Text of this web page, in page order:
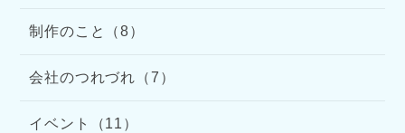
制作のこと（8）
会社のつれづれ（7）
イベント（11）